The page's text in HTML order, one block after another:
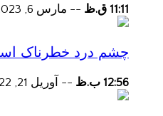
11:11 ق.ظ -- مارس 6, 2023
چشم درد خطرناک
12:56 ب.ظ -- آوریل 21, 2022